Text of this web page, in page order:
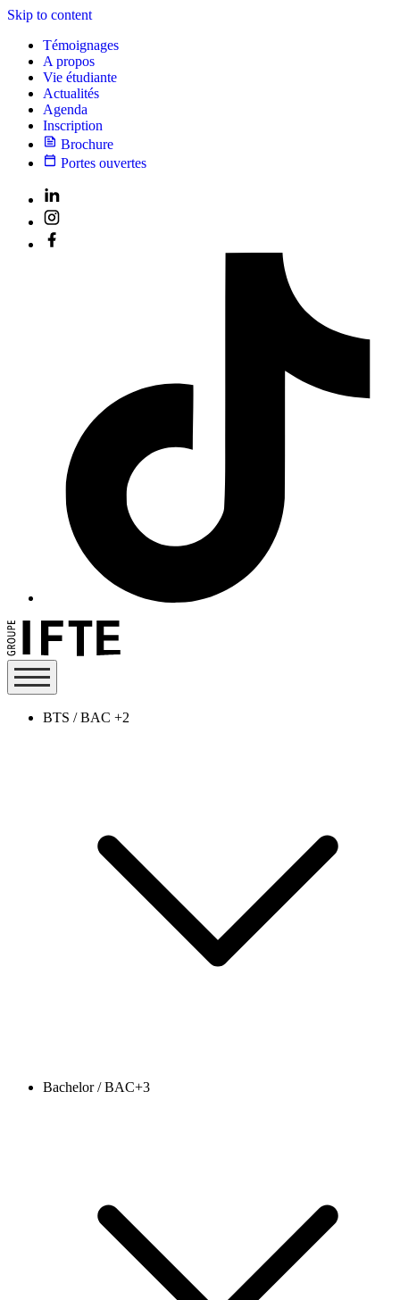
Skip to content
Témoignages
A propos
Vie étudiante
Actualités
Agenda
Inscription
Brochure
Portes ouvertes
BTS / BAC +2
Bachelor / BAC+3